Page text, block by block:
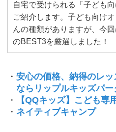
自宅で受けられる「子ども
ご紹介します。子ども向け
んの種類がありますが、今
のBEST3を厳選しました！
・ 安心の価格、納得のレ
ならリップルキッズパー
・
【QQキッズ】こども専
・ ネイティブキャンプ